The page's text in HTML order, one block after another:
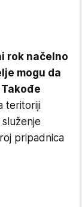
rok načelno
mogu da
teritoriji
pripadnica